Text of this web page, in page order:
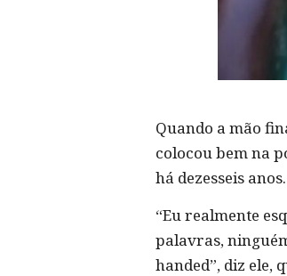
Quando a mão
colocou bem na
há dezesseis anos.
“Eu realmente
palavras,
handed”, diz ele,